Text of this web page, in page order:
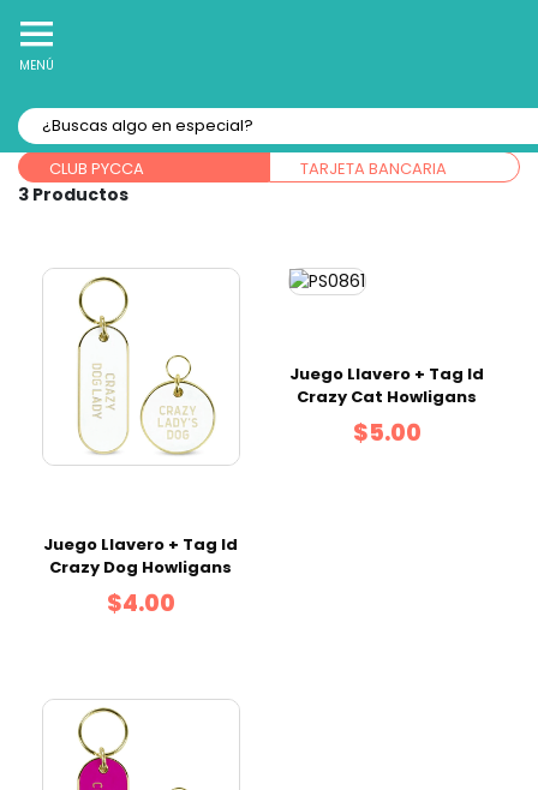
MENÚ
Forma de pago:
CLUB PYCCA TARJETA BANCARIA
3
Juego Llavero + Tag Id
Crazy Dog Howligans
$4.00
Juego Llavero + Tag Id
Crazy Cat Howligans
$5.00